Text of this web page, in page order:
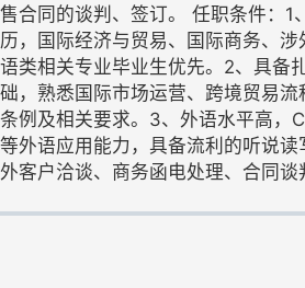
售合同的谈判、签订。 任职条件：1
历，国际经济与贸易、国际商务、
语类相关专业毕业生优先。2、具备
础，熟悉国际市场运营、跨境贸易流
条例及相关要求。3、外语水平高，
等外语应用能力，具备流利的听说
外客户洽谈、商务函电处理、合同谈